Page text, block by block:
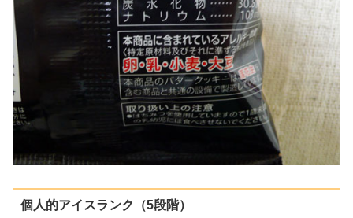
個人的アイスランク（5段階）